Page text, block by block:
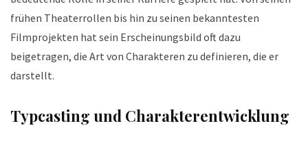
frühen Theaterrollen bis hin zu seinen bekanntesten
Filmprojekten hat sein Erscheinungsbild oft dazu
beigetragen, die Art von Charakteren zu definieren, die er
darstellt.
Typcasting und Charakterentwicklung